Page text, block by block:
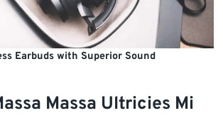
Earbuds with Superior Sound
Massa Ultricies Mi